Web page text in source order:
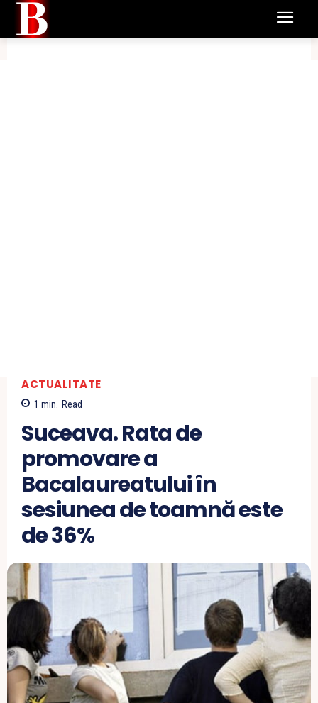
ACTUALITATE
1 min. Read
Suceava. Rata de
promovare a
Bacalaureatului în
sesiunea de toamnă este
de 36%